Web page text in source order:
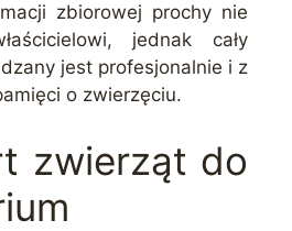
zbiorowej prochy nie
jednak cały
jest profesjonalnie i z
o zwierzęciu.
zwierząt do